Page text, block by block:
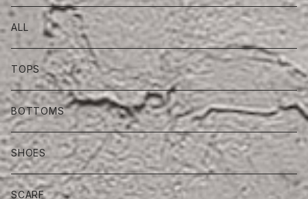
ALL
TOPS
BOTTOMS
SHOES
SCARF